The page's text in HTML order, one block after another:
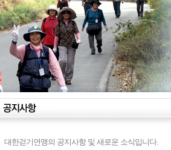
대한걷기연맹의 공지사항 및 새로운 소식입니다.